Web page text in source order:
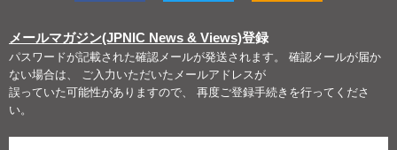
メールマガジン(JPNIC News & Views)登録
パスワードが記載された確認メールが発送されます。 確認メールが届か
ない場合は、 ご入力いただいたメールアドレスが
誤っていた可能性がありますので、 再度ご登録手続きを行ってくださ
い。